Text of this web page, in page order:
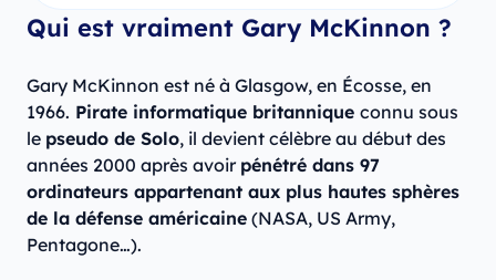
Qui est vraiment Gary McKinnon ?
Gary McKinnon est né à Glasgow, en Écosse, en
1966. Pirate informatique britannique connu sous
le pseudo de Solo, il devient célèbre au début des
années 2000 après avoir pénétré dans 97
ordinateurs appartenant aux plus hautes sphères
de la défense américaine (NASA, US Army,
Pentagone…).